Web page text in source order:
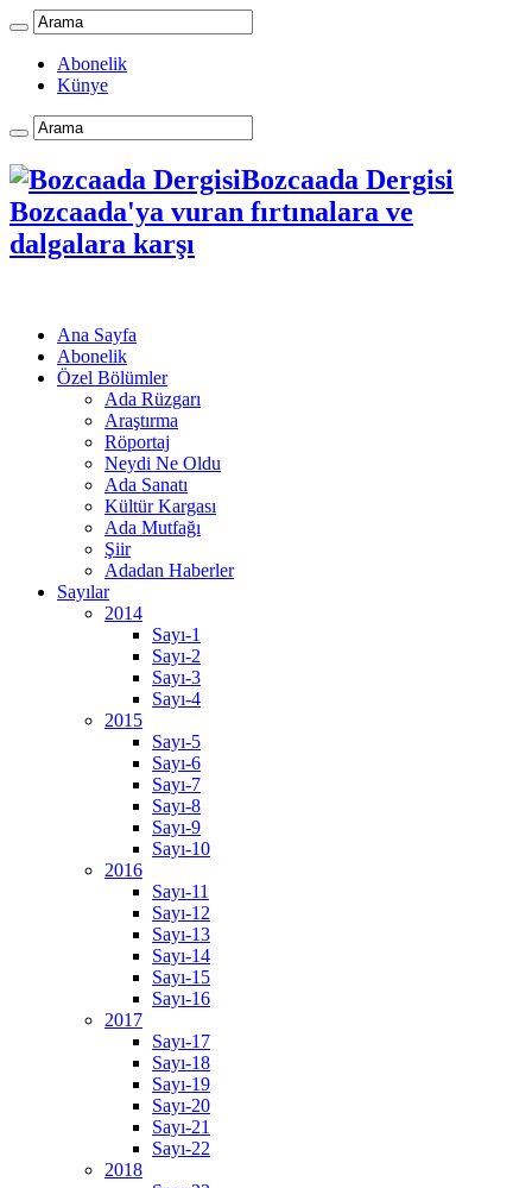
Abonelik
Künye
Bozcaada Dergisi
Bozcaada'ya vuran fırtınalara ve
dalgalara karşı
Ana Sayfa
Abonelik
Özel Bölümler
Ada Rüzgarı
Araştırma
Röportaj
Neydi Ne Oldu
Ada Sanatı
Kültür Kargası
Ada Mutfağı
Şiir
Adadan Haberler
Sayılar
2014
Sayı-1
Sayı-2
Sayı-3
Sayı-4
2015
Sayı-5
Sayı-6
Sayı-7
Sayı-8
Sayı-9
Sayı-10
2016
Sayı-11
Sayı-12
Sayı-13
Sayı-14
Sayı-15
Sayı-16
2017
Sayı-17
Sayı-18
Sayı-19
Sayı-20
Sayı-21
Sayı-22
2018